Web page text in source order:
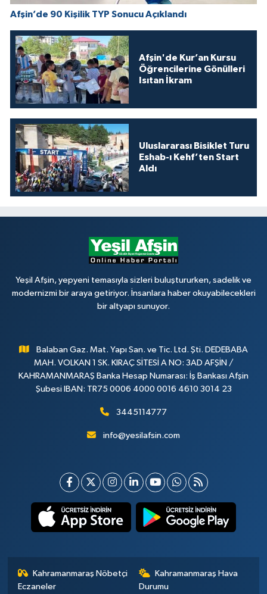
Afşin’de 90 Kişilik TYP Sonucu Açıklandı
Afşin'de Kur’an Kursu
Öğrencilerine Gönülleri
Isıtan İkram
Uluslararası Bisiklet Turu
Eshab-ı Kehf’ten Start
Aldı
Yeşil Afşin, yepyeni temasıyla sizleri buluştururken, sadelik ve
modernizmi bir araya getiriyor. İnsanlara haber okuyabilecekleri
bir altyapı sunuyor.
Balaban Gaz. Mat. Yapı San. ve Tic. Ltd. Şti. DEDEBABA
MAH. VOLKAN 1 SK. KIRAÇ SİTESİ A NO: 3AD AFŞİN /
KAHRAMANMARAŞ Banka Hesap Numarası: İş Bankası Afşin
Şubesi IBAN: TR75 0006 4000 0016 4610 3014 23
3445114777
info@yesilafsin.com
Kahramanmaraş Nöbetçi
Eczaneler
Kahramanmaraş Hava
Durumu